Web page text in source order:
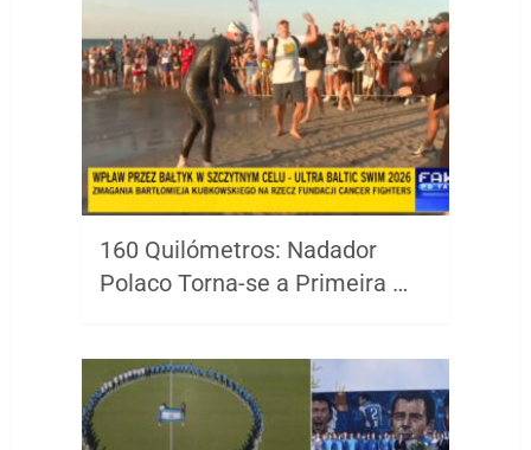
160 Quilómetros: Nadador
Polaco Torna-se a Primeira …